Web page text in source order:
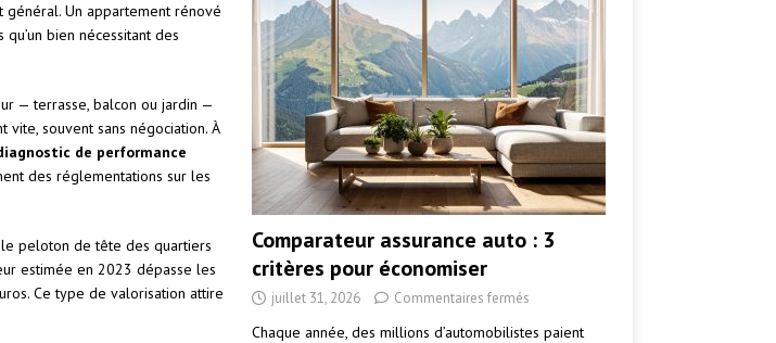
Un appartement rénové
bien nécessitant des
— terrasse, balcon ou jardin —
souvent sans négociation. À
de performance
des réglementations sur les
peloton de tête des quartiers
estimée en 2023 dépasse les
Ce type de valorisation attire
Comparateur assurance auto : 3
critères pour économiser
juillet 31, 2026 Commentaires fermés
Chaque année, des millions d’automobilistes paient